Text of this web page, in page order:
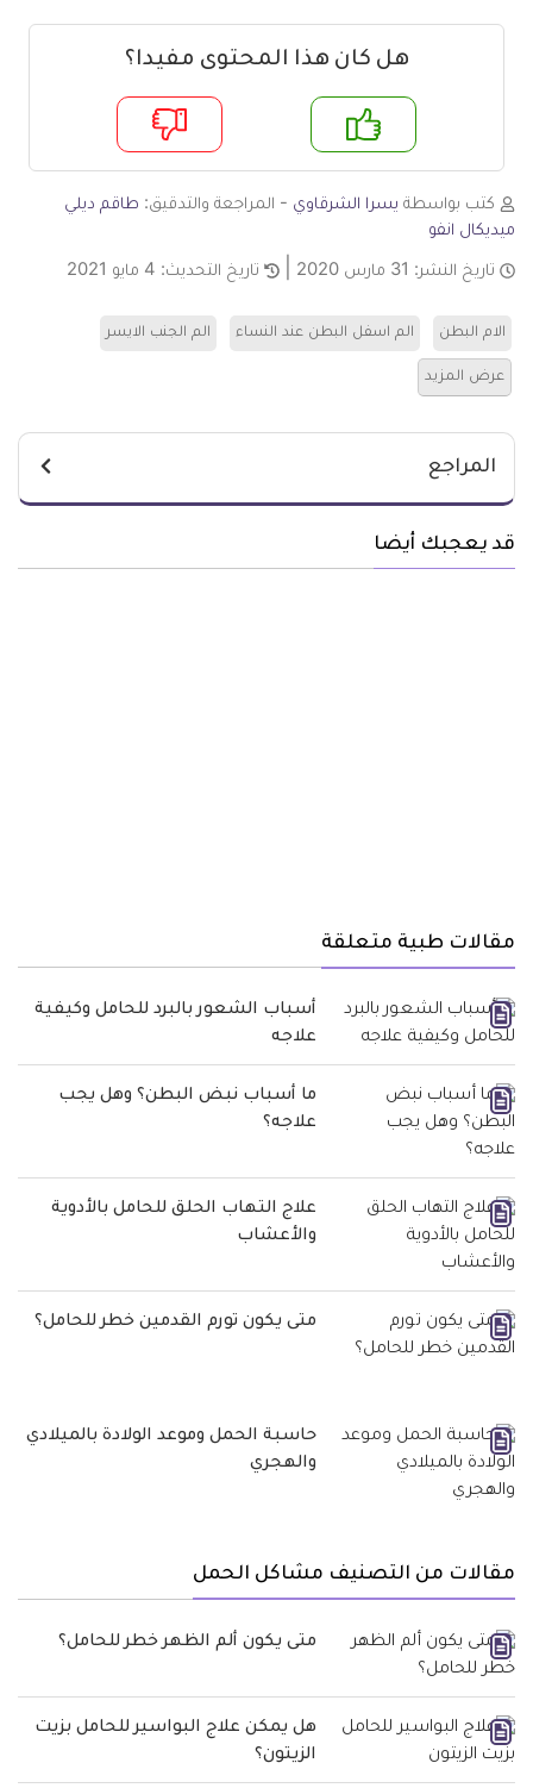
هل كان هذا المحتوى مفيدا؟
لا
كتب بواسطة يسرا الشرقاوي - المراجعة والتدقيق: طاقم ديلي
ميديكال انفو
تاريخ النشر: 31 مارس 2020 تاريخ التحديث: 4 مايو 2021
الام البطن الم اسفل البطن عند النساء الم الجنب الايسر
عرض المزيد
المراجع
قد يعجبك أيضا
مقالات طبية متعلقة
أسباب الشعور بالبرد للحامل وكيفية
علاجه
ما أسباب نبض البطن؟ وهل يجب
علاجه؟
علاج التهاب الحلق للحامل بالأدوية
والأعشاب
متى يكون تورم القدمين خطر للحامل؟
حاسبة الحمل وموعد الولادة بالميلادي
والهجري
مقالات من التصنيف مشاكل الحمل
متى يكون ألم الظهر خطر للحامل؟
هل يمكن علاج البواسير للحامل بزيت
الزيتون؟